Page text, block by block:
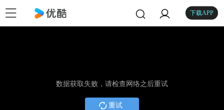
下载APP
数据获取失败，请检查网络之后重试
重试